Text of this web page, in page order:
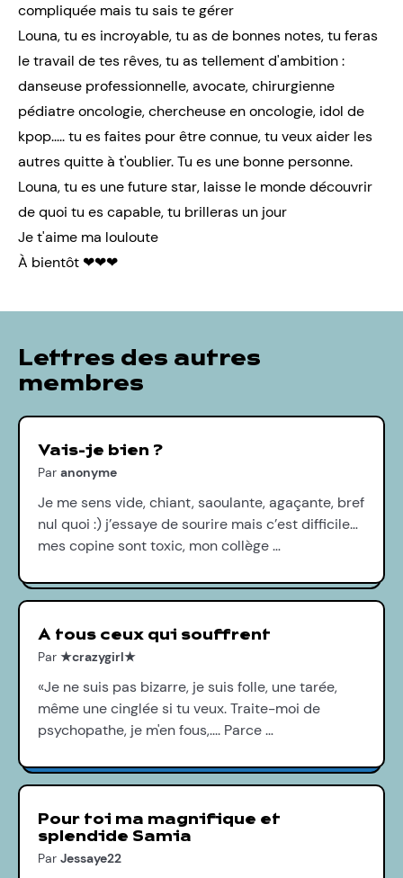
compliquée mais tu sais te gérer
Louna, tu es incroyable, tu as de bonnes notes, tu feras
le travail de tes rêves, tu as tellement d'ambition :
danseuse professionnelle, avocate, chirurgienne
pédiatre oncologie, chercheuse en oncologie, idol de
kpop..... tu es faites pour être connue, tu veux aider les
autres quitte à t'oublier. Tu es une bonne personne.
Louna, tu es une future star, laisse le monde découvrir
de quoi tu es capable, tu brilleras un jour
Je t'aime ma louloute
À bientôt ❤❤❤
Lettres des autres
membres
Vais-je bien ?
Par anonyme
Je me sens vide, chiant, saoulante, agaçante, bref
nul quoi :) j’essaye de sourire mais c’est difficile…
mes copine sont toxic, mon collège …
A tous ceux qui souffrent
Par ★crazygirl★
«Je ne suis pas bizarre, je suis folle, une tarée,
même une cinglée si tu veux. Traite-moi de
psychopathe, je m'en fous,.... Parce …
Pour toi ma magnifique et
splendide Samia
Par Jessaye22